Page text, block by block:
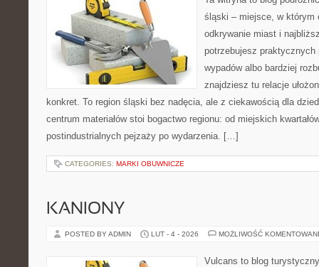
śląski – miejsce, w którym
odkrywanie miast i
potrzebujesz praktycznych
wypadów albo bardziej
znajdziesz tu relacje
konkret. To region śląski bez nadęcia, ale z ciekawością dla
centrum materiałów stoi bogactwo regionu: od miejskich
postindustrialnych pejzaży po wydarzenia. […]
CATEGORIES: MARKI OBUWNICZE
KANIONY
POSTED BY ADMIN LUT - 4 - 2026 MOŻLIWOŚĆ
Vulcans to blog